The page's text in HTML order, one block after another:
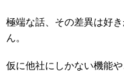
極端な話、その差異は好
ん。
仮に他社にしかない機能